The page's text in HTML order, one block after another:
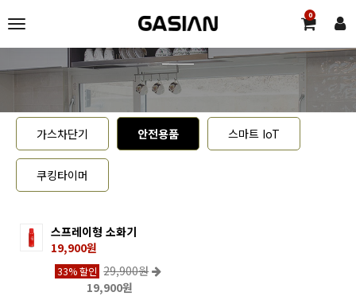
0
가스차단기 안전용품 스마트 IoT
쿠킹타이머
스프레이형 소화기
19,900원
33% 할인 29,900원
19,900원